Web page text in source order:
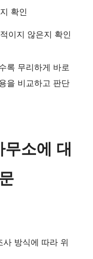
확인
이지 않은지 확인
록 무리하게 바로
을 비교하고 판단
무소에 대
방식에 따라 위